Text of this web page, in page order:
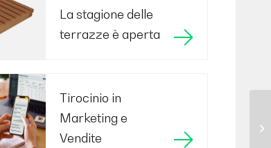
La stagione delle
terrazze è aperta
Tirocinio in
Marketing e
Vendite